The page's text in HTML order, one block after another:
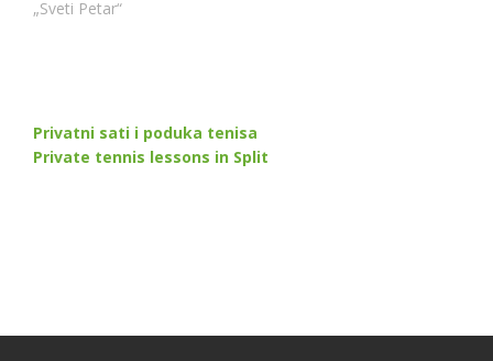
„Sveti Petar“
Privatni sati i poduka tenisa
Private tennis lessons in Split